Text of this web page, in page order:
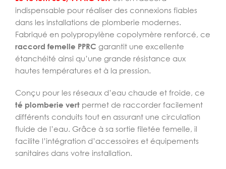
indispensable pour réaliser des connexions fiables
dans les installations de plomberie modernes.
Fabriqué en polypropylène copolymère renforcé, ce
raccord femelle PPRC garantit une excellente
étanchéité ainsi qu’une grande résistance aux
hautes températures et à la pression.
Conçu pour les réseaux d’eau chaude et froide, ce
té plomberie vert permet de raccorder facilement
différents conduits tout en assurant une circulation
fluide de l’eau. Grâce à sa sortie filetée femelle, il
facilite l’intégration d’accessoires et équipements
sanitaires dans votre installation.